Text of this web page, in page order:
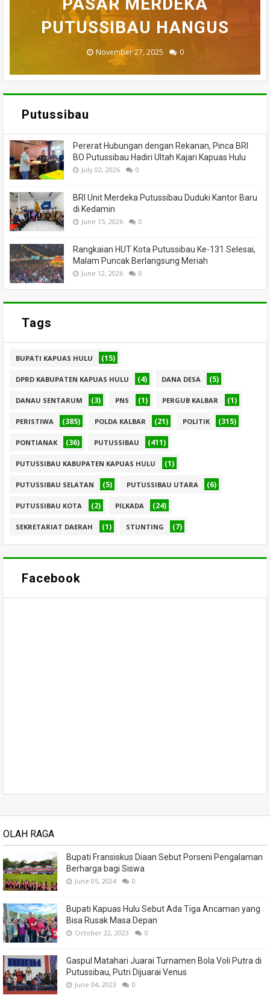
MENINGGAL DUNIA
July 05, 2026 0
PUTUSSIBAU HANGUS
November 27, 2025 0
BADAU BERI BANTUAN
March 26, 2025 0
DILALAP API
March 13, 2025 0
MASSA
February 18, 2025 0
Putussibau
Pererat Hubungan dengan Rekanan, Pinca BRI
BO Putussibau Hadiri Ultah Kajari Kapuas Hulu
July 02, 2026 0
BRI Unit Merdeka Putussibau Duduki Kantor Baru
di Kedamin
June 15, 2026 0
Rangkaian HUT Kota Putussibau Ke-131 Selesai,
Malam Puncak Berlangsung Meriah
June 12, 2026 0
Tags
BUPATI KAPUAS HULU (15)
DPRD KABUPATEN KAPUAS HULU (4) DANA DESA (5)
DANAU SENTARUM (3) PNS (1) PERGUB KALBAR (1)
PERISTIWA (385) POLDA KALBAR (21) POLITIK (315)
PONTIANAK (36) PUTUSSIBAU (411)
PUTUSSIBAU KABUPATEN KAPUAS HULU (1)
PUTUSSIBAU SELATAN (5) PUTUSSIBAU UTARA (6)
PUTUSSIBAU KOTA (2) PILKADA (24)
SEKRETARIAT DAERAH (1) STUNTING (7)
Facebook
OLAH RAGA
Bupati Fransiskus Diaan Sebut Porseni Pengalaman
Berharga bagi Siswa
June 05, 2024 0
Bupati Kapuas Hulu Sebut Ada Tiga Ancaman yang
Bisa Rusak Masa Depan
October 22, 2023 0
Gaspul Matahari Juarai Turnamen Bola Voli Putra di
Putussibau, Putri Dijuarai Venus
June 04, 2023 0